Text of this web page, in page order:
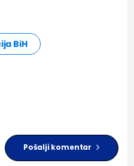
BiH
Pošalji komentar